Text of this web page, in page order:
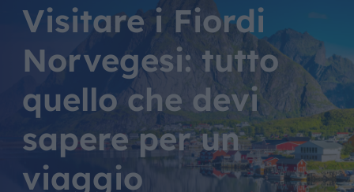
Visitare i Fiordi
Norvegesi: tutto
quello che devi
sapere per un
viaggio